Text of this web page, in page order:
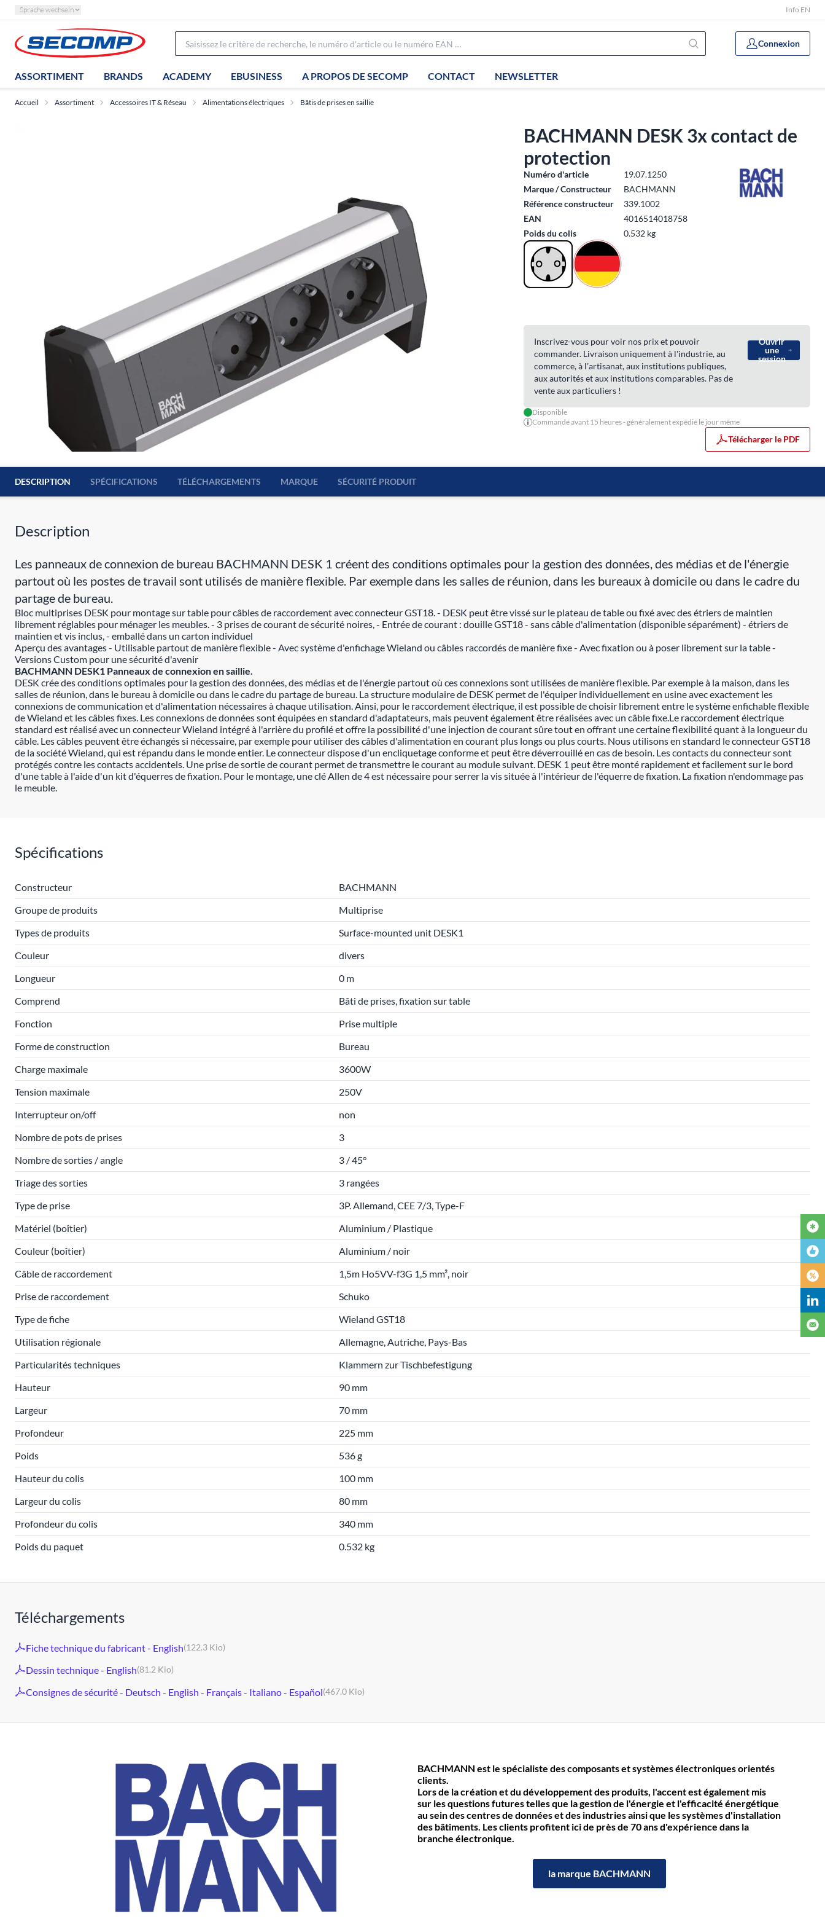
Sprache wechseln Info EN
Connexion
ASSORTIMENT BRANDS ACADEMY EBUSINESS A PROPOS DE SECOMP CONTACT NEWSLETTER
Accueil Assortiment Accessoires IT & Réseau Alimentations électriques Bâtis de prises en saillie
BACHMANN DESK 3x contact de
protection
Numéro d'article
19.07.1250
Marque / Constructeur
BACHMANN
Référence constructeur
339.1002
EAN
4016514018758
Poids du colis
0.532 kg
Inscrivez-vous pour voir nos prix et pouvoir
commander. Livraison uniquement à l'industrie, au
commerce, à l'artisanat, aux institutions publiques,
aux autorités et aux institutions comparables. Pas de
vente aux particuliers !
Ouvrir
une
session
Disponible
Commandé avant 15 heures - généralement expédié le jour même
Télécharger le PDF
DESCRIPTION SPÉCIFICATIONS TÉLÉCHARGEMENTS MARQUE SÉCURITÉ PRODUIT
Description
Les panneaux de connexion de bureau BACHMANN DESK 1 créent des conditions optimales pour la gestion des données, des médias et de l'énergie
partout où les postes de travail sont utilisés de manière flexible. Par exemple dans les salles de réunion, dans les bureaux à domicile ou dans le cadre du
partage de bureau.
Bloc multiprises DESK pour montage sur table pour câbles de raccordement avec connecteur GST18. - DESK peut être vissé sur le plateau de table ou fixé avec des étriers de maintien
librement réglables pour ménager les meubles. - 3 prises de courant de sécurité noires, - Entrée de courant : douille GST18 - sans câble d'alimentation (disponible séparément) - étriers de
maintien et vis inclus, - emballé dans un carton individuel
Aperçu des avantages - Utilisable partout de manière flexible - Avec système d'enfichage Wieland ou câbles raccordés de manière fixe - Avec fixation ou à poser librement sur la table -
Versions Custom pour une sécurité d'avenir
BACHMANN DESK1 Panneaux de connexion en saillie.
DESK crée des conditions optimales pour la gestion des données, des médias et de l'énergie partout où ces connexions sont utilisées de manière flexible. Par exemple à la maison, dans les
salles de réunion, dans le bureau à domicile ou dans le cadre du partage de bureau. La structure modulaire de DESK permet de l'équiper individuellement en usine avec exactement les
connexions de communication et d'alimentation nécessaires à chaque utilisation. Ainsi, pour le raccordement électrique, il est possible de choisir librement entre le système enfichable flexible
de Wieland et les câbles fixes. Les connexions de données sont équipées en standard d'adaptateurs, mais peuvent également être réalisées avec un câble fixe.Le raccordement électrique
standard est réalisé avec un connecteur Wieland intégré à l'arrière du profilé et offre la possibilité d'une injection de courant sûre tout en offrant une certaine flexibilité quant à la longueur du
câble. Les câbles peuvent être échangés si nécessaire, par exemple pour utiliser des câbles d'alimentation en courant plus longs ou plus courts. Nous utilisons en standard le connecteur GST18
de la société Wieland, qui est répandu dans le monde entier. Le connecteur dispose d'un encliquetage conforme et peut être déverrouillé en cas de besoin. Les contacts du connecteur sont
protégés contre les contacts accidentels. Une prise de sortie de courant permet de transmettre le courant au module suivant. DESK 1 peut être monté rapidement et facilement sur le bord
d'une table à l'aide d'un kit d'équerres de fixation. Pour le montage, une clé Allen de 4 est nécessaire pour serrer la vis située à l'intérieur de l'équerre de fixation. La fixation n'endommage pas
le meuble.
Spécifications
Constructeur
BACHMANN
Groupe de produits
Multiprise
Types de produits
Surface-mounted unit DESK1
Couleur
divers
Longueur
0 m
Comprend
Bâti de prises, fixation sur table
Fonction
Prise multiple
Forme de construction
Bureau
Charge maximale
3600W
Tension maximale
250V
Interrupteur on/off
non
Nombre de pots de prises
3
Nombre de sorties / angle
3 / 45°
Triage des sorties
3 rangées
Type de prise
3P. Allemand, CEE 7/3, Type-F
Matériel (boîtier)
Aluminium / Plastique
Couleur (boîtier)
Aluminium / noir
Câble de raccordement
1,5m Ho5VV-f3G 1,5 mm², noir
Prise de raccordement
Schuko
Type de fiche
Wieland GST18
Utilisation régionale
Allemagne, Autriche, Pays-Bas
Particularités techniques
Klammern zur Tischbefestigung
Hauteur
90 mm
Largeur
70 mm
Profondeur
225 mm
Poids
536 g
Hauteur du colis
100 mm
Largeur du colis
80 mm
Profondeur du colis
340 mm
Poids du paquet
0.532 kg
Téléchargements
Fiche technique du fabricant - English(122.3 Kio)
Dessin technique - English(81.2 Kio)
Consignes de sécurité - Deutsch - English - Français - Italiano - Español(467.0 Kio)
BACHMANN est le spécialiste des composants et systèmes électroniques orientés
clients.
Lors de la création et du développement des produits, l'accent est également mis
sur les questions futures telles que la gestion de l'énergie et l'efficacité énergétique
au sein des centres de données et des industries ainsi que les systèmes d'installation
des bâtiments. Les clients profitent ici de près de 70 ans d'expérience dans la
branche électronique.
la marque BACHMANN